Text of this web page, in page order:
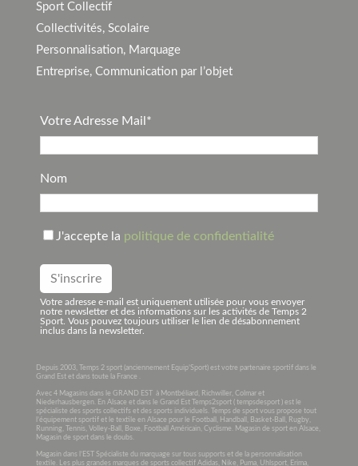
Sport Collectif
Collectivités, Scolaire
Personnalisation, Marquage
Entreprise, Communication par l’objet
Votre Adresse Mail*
Nom
J'accepte la politique de confidentialité
Votre adresse e-mail est uniquement utilisée pour vous envoyer
notre newsletter et des informations sur les activités de Temps 2
Sport. Vous pouvez toujours utiliser le lien de désabonnement
inclus dans la newsletter.
Depuis 2003, Temps 2 sport (anciennement Equip’Sport) est votre partenaire sportif dans le
Grand Est et dans toute la France .
Avec 4 Magasins dans le GRAND EST à Montbéliard, Richwiller, Colmar et
Niederhausbergen. En Alsace et dans le Grand Est Temps2sport ( tempsdesport ) est le
spécialiste des sports collectifs et des sports individuels. Temps de sport vous propose tout
l’équipement sportif et le textile en Alsace pour le Football, Handball, Basket-Ball, Rugby,
Running, Tennis, Volley-Ball, Boxe, Football Américain, Cyclisme. Magasin de sport en Alsace,
Magasin de sport dans le doubs.
Magasin dans l’EST Spécialiste du marquage sur tous supports et de la personnalisation
textile. Les plus grandes marques de sports collectif Adidas, Nike, Puma, Uhlsport, Erima,